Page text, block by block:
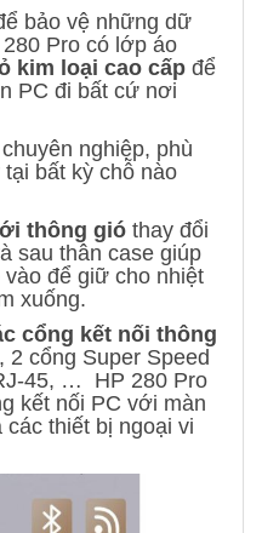
bảo vệ những dữ
Pro có lớp áo
kim loại cao cấp để
PC đi bất cứ nơi
nghiệp, phù
bất kỳ chỗ nào
thông gió thay đổi
sau thân case giúp
để giữ cho nhiệt
xuống.
cổng kết nối thông
2 cổng Super Speed
45, … HP 280 Pro
kết nối PC với màn
thiết bị ngoại vi